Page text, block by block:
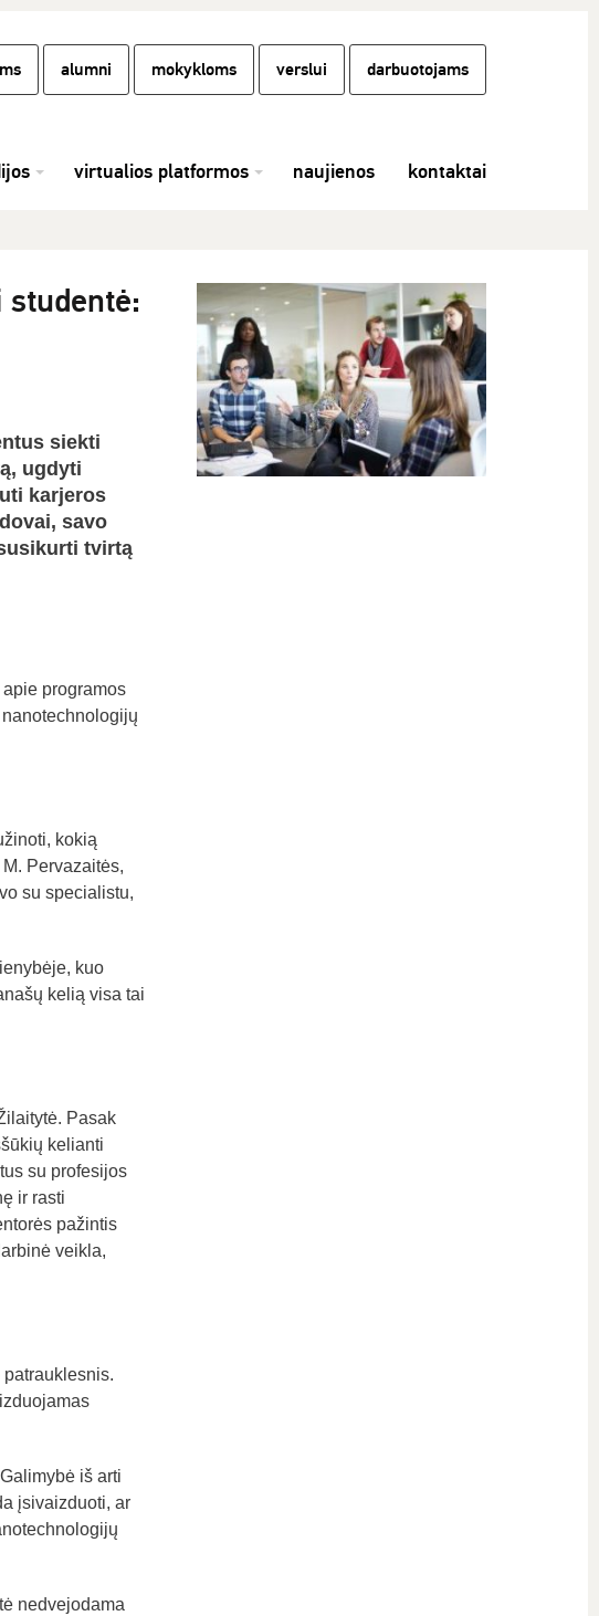
alumni mokykloms verslui darbuotojams
virtualios platformos naujienos kontaktai
siekti
ugdyti
karjeros
savo
tvirtą
programos
kokią
Pervazaitės,
su specialistu,
kuo
kelią visa tai
Pasak
kelianti
su profesijos
ir rasti
pažintis
veikla,
iš arti
įsivaizduoti, ar
nedvejodama